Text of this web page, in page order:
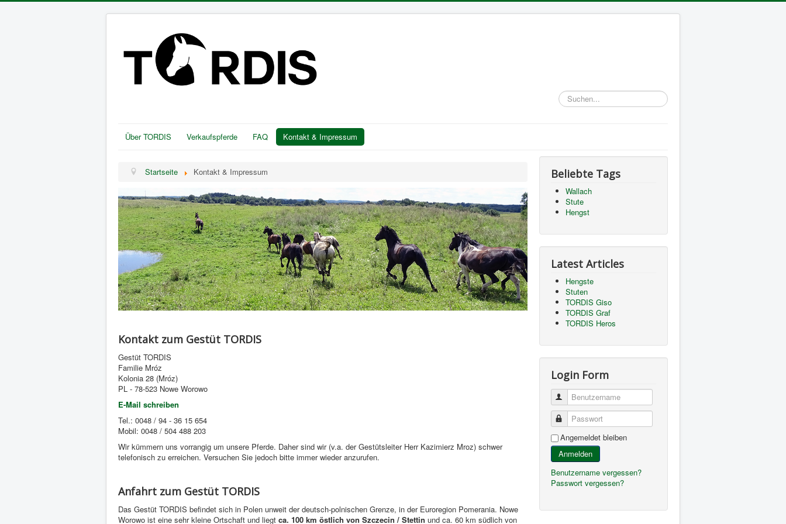
Suchen...
Über TORDIS Verkaufspferde FAQ Kontakt & Impressum
Startseite Kontakt & Impressum
Kontakt zum Gestüt TORDIS
Gestüt TORDIS
Familie Mróz
Kolonia 28 (Mróz)
PL - 78-523 Nowe Worowo
E-Mail schreiben
Tel.: 0048 / 94 - 36 15 654
Mobil: 0048 / 504 488 203
Wir kümmern uns vorrangig um unsere Pferde. Daher sind wir (v.a. der Gestütsleiter Herr Kazimierz Mroz) schwer
telefonisch zu erreichen. Versuchen Sie jedoch bitte immer wieder anzurufen.
Anfahrt zum Gestüt TORDIS
Das Gestüt TORDIS befindet sich in Polen unweit der deutsch-polnischen Grenze, in der Euroregion Pomerania. Nowe
Worowo ist eine sehr kleine Ortschaft und liegt ca. 100 km östlich von Szczecin / Stettin und ca. 60 km südlich von
Beliebte Tags
Wallach
Stute
Hengst
Latest Articles
Hengste
Stuten
TORDIS Giso
TORDIS Graf
TORDIS Heros
Login Form
Benutzername
Passwort
Angemeldet bleiben
Anmelden
Benutzername vergessen?
Passwort vergessen?